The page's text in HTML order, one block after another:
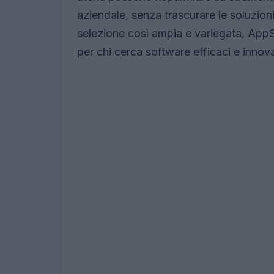
aziendale, senza trascurare le
selezione così ampia e variegata,
per chi cerca software efficaci e